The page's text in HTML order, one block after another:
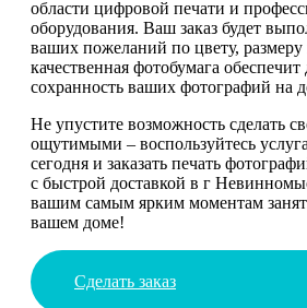
области цифровой печати и
оборудования. Ваш заказ будет
ваших пожеланий по цвету, размеру
качественная фотобумага обеспечит
сохранность ваших фотографий на
Не упустите возможность сделать
ощутимыми – воспользуйтесь
сегодня и заказать печать
с быстрой доставкой в г
вашим самым ярким моментам
вашем доме!
Сделать заказ